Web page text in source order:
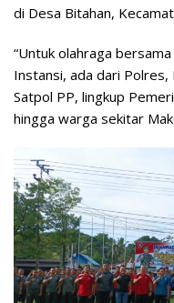
di Desa Bitahan,
“Untuk olahraga
Instansi, ada dari Polres,
Satpol PP, lingkup
hingga warga sekitar